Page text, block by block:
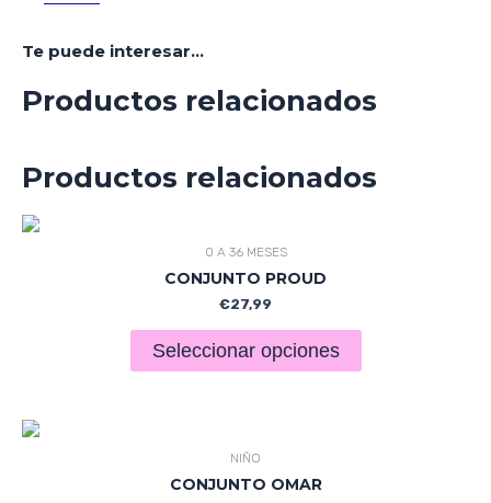
Te puede interesar...
Productos relacionados
Productos relacionados
0 A 36 MESES
CONJUNTO PROUD
€27,99
Seleccionar opciones
NIÑO
CONJUNTO OMAR